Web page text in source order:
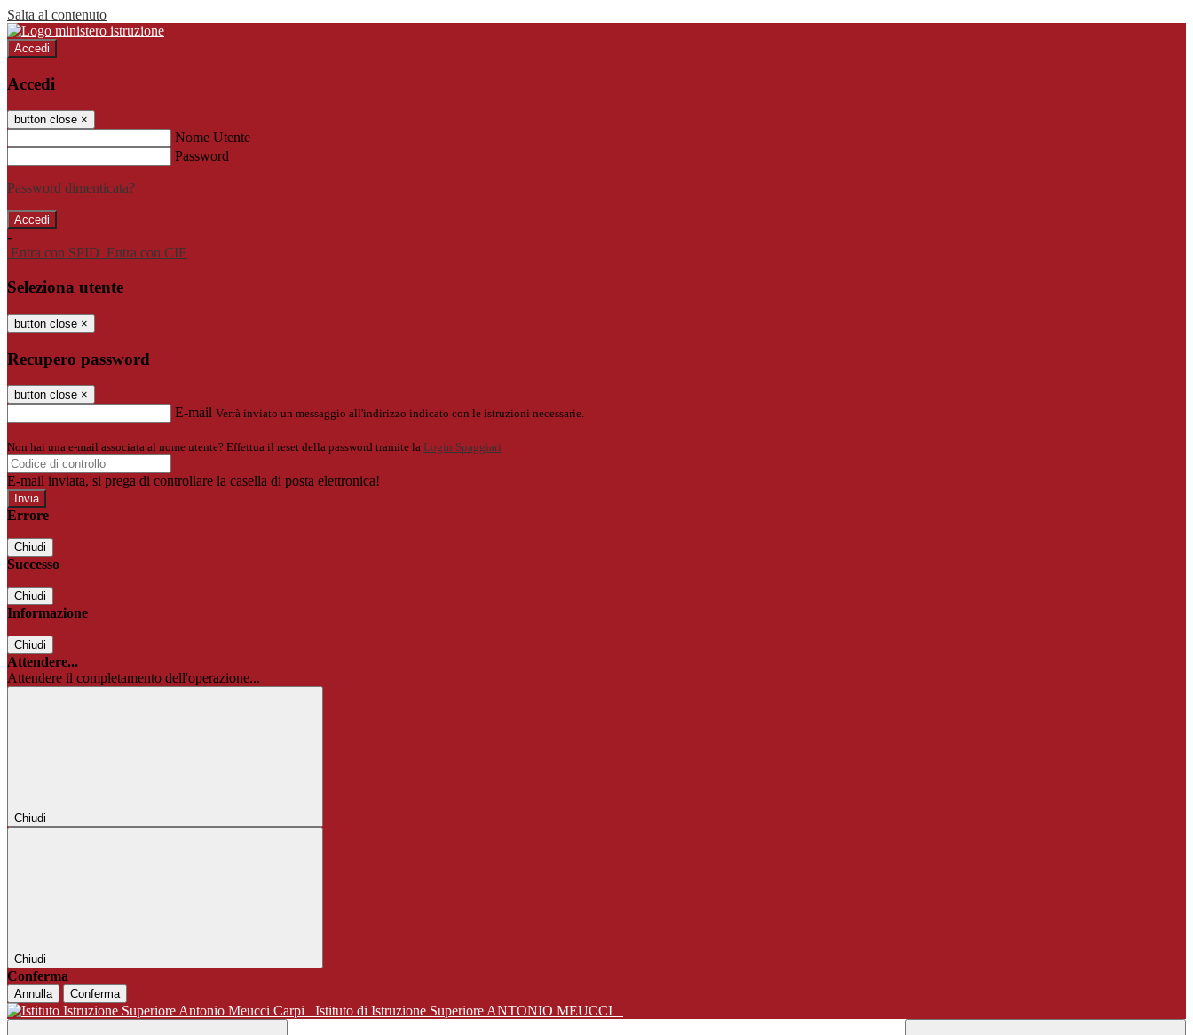
Salta al contenuto
Accedi
Accedi
button close ×
Nome Utente
Password
Password dimenticata?
-
Entra con SPID Entra con CIE
Seleziona utente
button close ×
Recupero password
button close ×
E-mail Verrà inviato un messaggio all'indirizzo indicato con le istruzioni necessarie.
Non hai una e-mail associata al nome utente? Effettua il reset della password tramite la Login Spaggiari
E-mail inviata, si prega di controllare la casella di posta elettronica!
Errore
Chiudi
Successo
Chiudi
Informazione
Chiudi
Attendere...
Attendere il completamento dell'operazione...
Chiudi
Chiudi
Conferma
Annulla Conferma
Istituto di Istruzione Superiore ANTONIO MEUCCI